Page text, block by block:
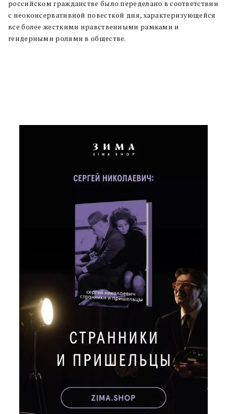
российском гражданстве было переделано в соответствии
с неоконсервативной повесткой дня, характеризующейся
все более жесткими нравственными рамками и
гендерными ролями в обществе.